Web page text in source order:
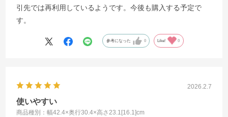
引先では再利用しているようです。今後も購入する予定で
す。
参考になった 0 Like! 0
2026.2.7
使いやすい
商品種別：幅42.4×奥行30.4×高さ23.1[16.1]cm